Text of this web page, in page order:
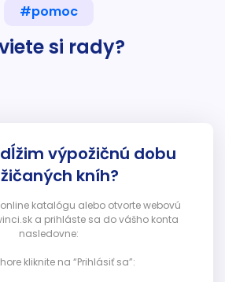
#pomoc
si rady?
výpožičnú dobu
kníh?
katalógu alebo otvorte webovú
a prihláste sa do vášho konta
nasledovne:
kliknite na “Prihlásiť sa”: